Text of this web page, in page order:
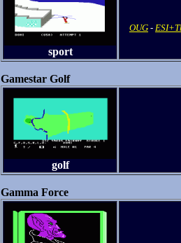
sport
OUG -
Gamestar Golf
golf
Gamma Force